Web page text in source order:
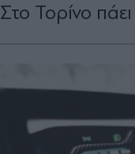
Στο Τορίνο